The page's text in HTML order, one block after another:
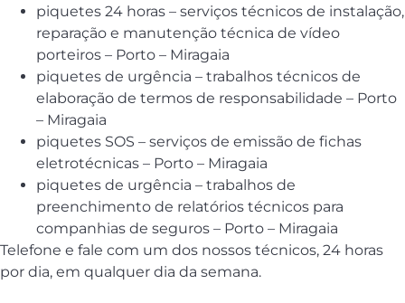
piquetes 24 horas – serviços técnicos de instalação,
reparação e manutenção técnica de vídeo
porteiros – Porto – Miragaia
piquetes de urgência – trabalhos técnicos de
elaboração de termos de responsabilidade – Porto
– Miragaia
piquetes SOS – serviços de emissão de fichas
eletrotécnicas – Porto – Miragaia
piquetes de urgência – trabalhos de
preenchimento de relatórios técnicos para
companhias de seguros – Porto – Miragaia
Telefone e fale com um dos nossos técnicos, 24 horas
por dia, em qualquer dia da semana.